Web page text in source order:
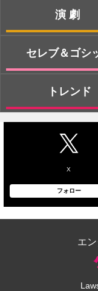
演劇
セレブ＆ゴシ
トレンド
X
フォロー
エ